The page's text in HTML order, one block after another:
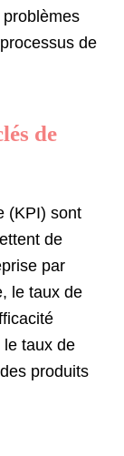
problèmes
de
de
(KPI) sont
de
par
le taux de
taux de
produits